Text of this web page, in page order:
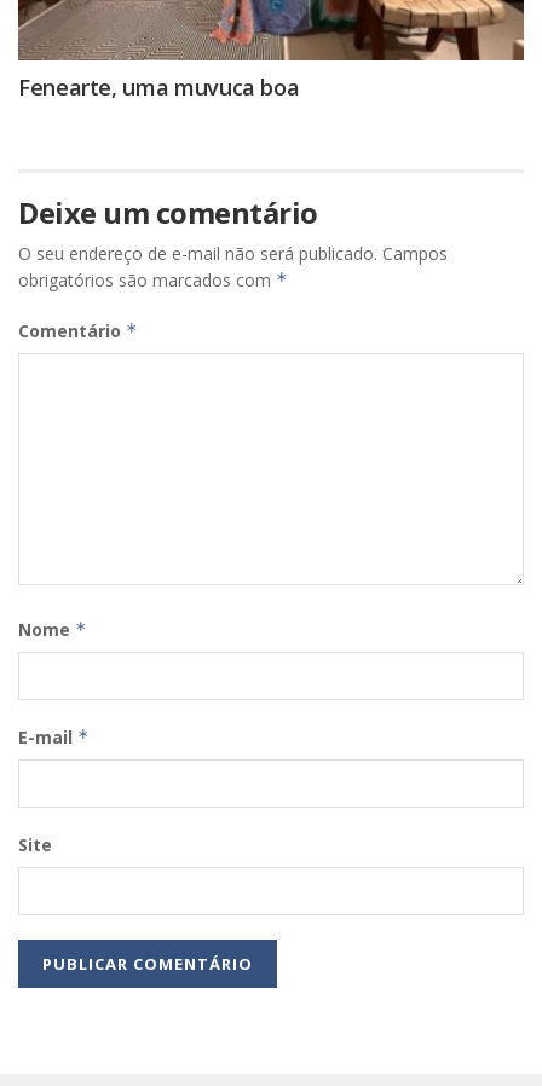
Fenearte, uma muvuca boa
Deixe um comentário
O seu endereço de e-mail não será publicado. Campos
obrigatórios são marcados com *
Comentário *
Nome *
E-mail *
Site